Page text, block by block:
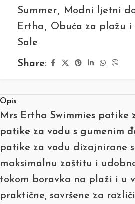
Summer, Modni ljetni
Ertha , Obuća za plažu i
Sale
Share:
Opis
Mrs Ertha Swimmies patike
patike za vodu s gumenim
patike za vodu dizajnirane
maksimalnu zaštitu i
tokom boravka na plaži i u
praktične, savršene za